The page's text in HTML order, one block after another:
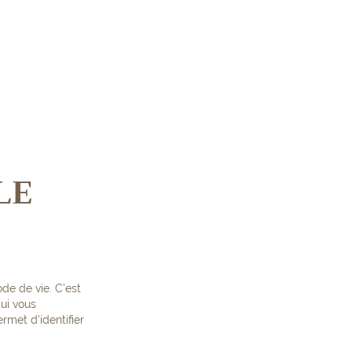
de vie. C’est
vous
d’identifier